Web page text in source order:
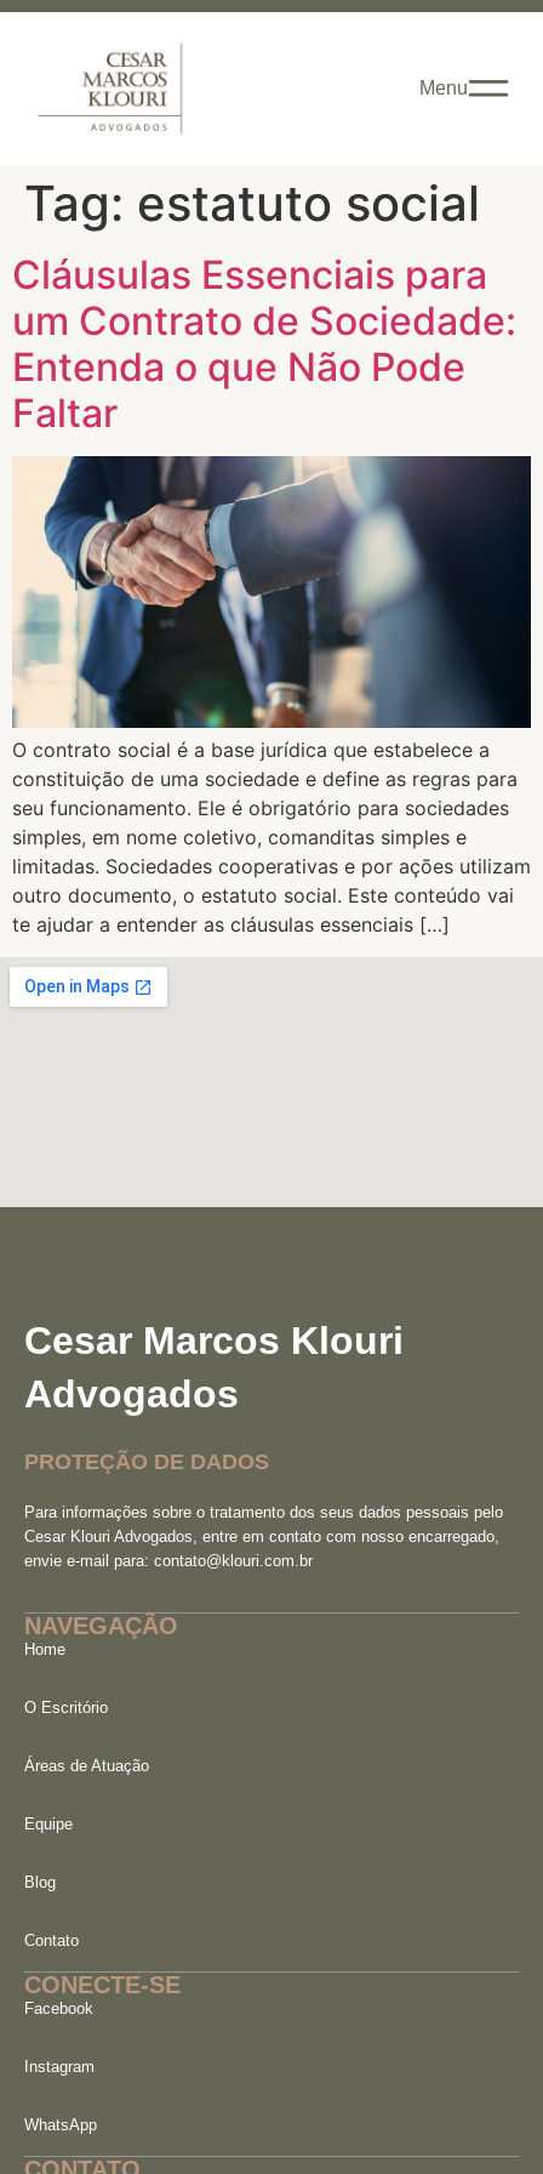
Menu
Tag: estatuto social
Cláusulas Essenciais para
um Contrato de Sociedade:
Entenda o que Não Pode
Faltar
O contrato social é a base jurídica que estabelece a
constituição de uma sociedade e define as regras para
seu funcionamento. Ele é obrigatório para sociedades
simples, em nome coletivo, comanditas simples e
limitadas. Sociedades cooperativas e por ações utilizam
outro documento, o estatuto social. Este conteúdo vai
te ajudar a entender as cláusulas essenciais […]
Cesar Marcos Klouri
Advogados
PROTEÇÃO DE DADOS
Para informações sobre o tratamento dos seus dados pessoais pelo
Cesar Klouri Advogados, entre em contato com nosso encarregado,
envie e-mail para: contato@klouri.com.br
NAVEGAÇÃO
Home
O Escritório
Áreas de Atuação
Equipe
Blog
Contato
CONECTE-SE
Facebook
Instagram
WhatsApp
CONTATO